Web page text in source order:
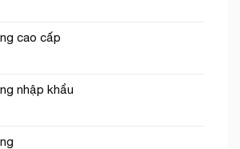
cao cấp
nhập khẩu